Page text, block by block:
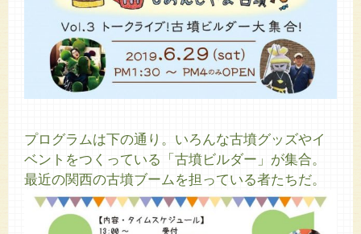
プログラムは下の通り。いろんな古墳グッズやイ
ベントをつくっている「古墳ビルダー」が集合。
最近の関西の古墳ブームを担っている者たちだ。